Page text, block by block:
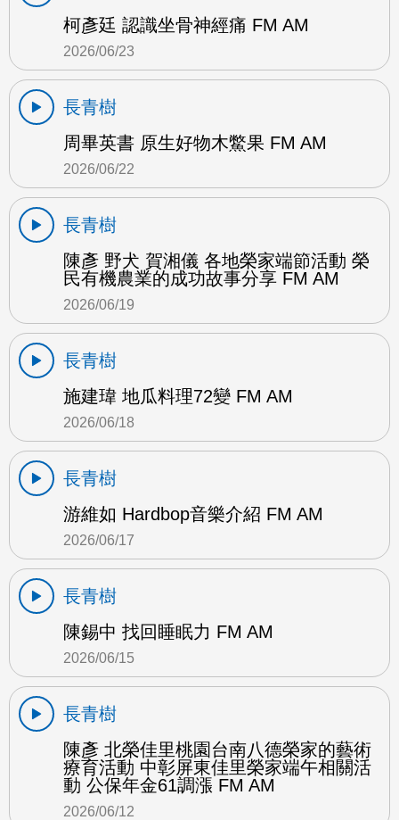
柯彥廷 認識坐骨神經痛 FM AM
2026/06/23
長青樹
周畢英書 原生好物木鱉果 FM AM
2026/06/22
長青樹
陳彥 野犬 賀湘儀 各地榮家端節活動 榮
民有機農業的成功故事分享 FM AM
2026/06/19
長青樹
施建瑋 地瓜料理72變 FM AM
2026/06/18
長青樹
游維如 Hardbop音樂介紹 FM AM
2026/06/17
長青樹
陳錫中 找回睡眠力 FM AM
2026/06/15
長青樹
陳彥 北榮佳里桃園台南八德榮家的藝術
療育活動 中彰屏東佳里榮家端午相關活
動 公保年金61調漲 FM AM
2026/06/12